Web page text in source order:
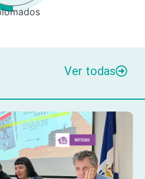
Ver todas